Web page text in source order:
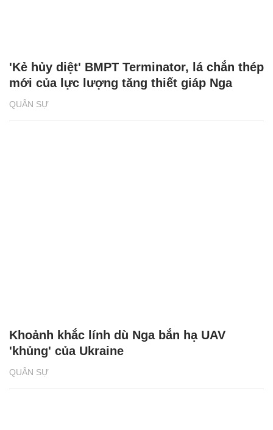
QUÂN SỰ
'Kẻ hủy diệt' BMPT Terminator, lá chắn thép
mới của lực lượng tăng thiết giáp Nga
QUÂN SỰ
Khoảnh khắc lính dù Nga bắn hạ UAV
'khủng' của Ukraine